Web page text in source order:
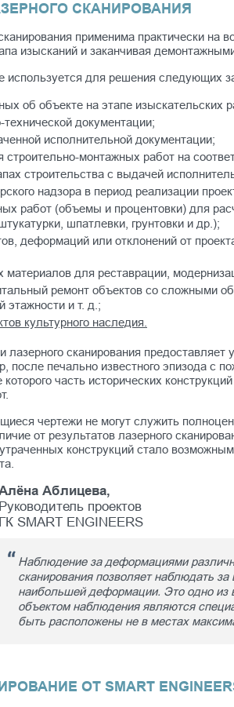
СКАНИРОВАНИЯ
применима практически на
изысканий и заканчивая
используется для решения следующих
об объекте на этапе изыскательских
технической документации;
исполнительной документации;
строительно-монтажных работ на
строительства с выдачей
надзора в период реализации
работ (объемы и процентовки) для
шпатлевки, грунтовки и др.);
деформаций или отклонений от
материалов для реставрации,
ремонт объектов со сложными
этажности и т. д.;
культурного наследия.
лазерного сканирования
после печально известного эпизода с
которого часть исторических
чертежи не могут служить
от результатов лазерного
конструкций стало
Аблицева,
Руководитель проектов
ГК SMART ENGINEERS
Наблюдение за деформациями
сканирования позволяет наблюдать
наибольшей деформации. Это одно из
объектом наблюдения являются
быть расположены не в местах
ОТ SMART